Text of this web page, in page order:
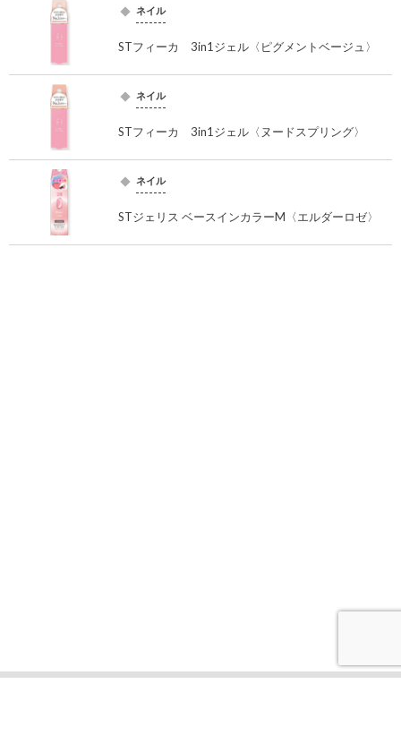
ネイル
STフィーカ 3in1ジェル〈ピグメントベージュ〉
ネイル
STフィーカ 3in1ジェル〈ヌードスプリング〉
ネイル
STジェリス ベースインカラーM〈エルダーロゼ〉